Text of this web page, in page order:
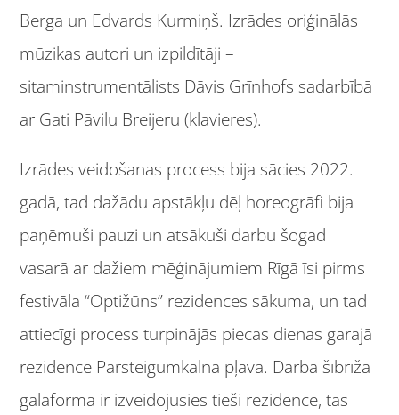
Berga un Edvards Kurmiņš. Izrādes oriģinālās
mūzikas autori un izpildītāji –
sitaminstrumentālists Dāvis Grīnhofs sadarbībā
ar Gati Pāvilu Breijeru (klavieres).
Izrādes veidošanas process bija sācies 2022.
gadā, tad dažādu apstākļu dēļ horeogrāfi bija
paņēmuši pauzi un atsākuši darbu šogad
vasarā ar dažiem mēģinājumiem Rīgā īsi pirms
festivāla “Optižūns” rezidences sākuma, un tad
attiecīgi process turpinājās piecas dienas garajā
rezidencē Pārsteigumkalna pļavā. Darba šībrīža
galaforma ir izveidojusies tieši rezidencē, tās